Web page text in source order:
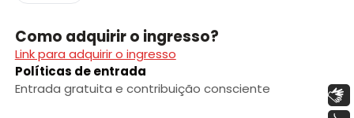
Como adquirir o ingresso?
Link para adquirir o ingresso
Políticas de entrada
Entrada gratuita e contribuição conscienteLibras